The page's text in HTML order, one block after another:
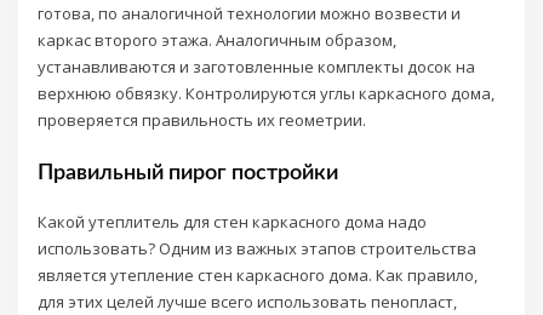
готова, по аналогичной технологии можно возвести и
каркас второго этажа. Аналогичным образом,
устанавливаются и заготовленные комплекты досок на
верхнюю обвязку. Контролируются углы каркасного дома,
проверяется правильность их геометрии.
Правильный пирог постройки
Какой утеплитель для стен каркасного дома надо
использовать? Одним из важных этапов строительства
является утепление стен каркасного дома. Как правило,
для этих целей лучше всего использовать пенопласт,